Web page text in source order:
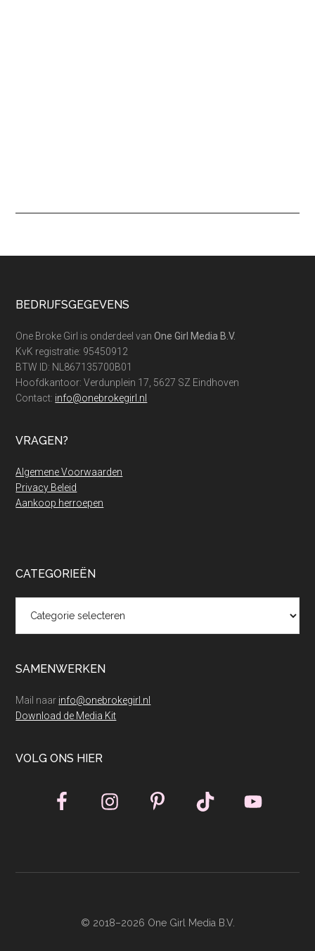
Footer
BEDRIJFSGEGEVENS
One Broke Girl is onderdeel vanOne Girl Media B.V.
KvK registratie: 95450912
BTW ID: NL867135700B01
Hoofdkantoor: Verdunplein 17, 5627 SZ Eindhoven
Contact: info@onebrokegirl.nl
VRAGEN?
Algemene Voorwaarden
Privacy Beleid
Aankoop herroepen
CATEGORIEËN
SAMENWERKEN
Mail naar info@onebrokegirl.nl
Download de Media Kit
VOLG ONS HIER
© 2018–2026 One Girl Media B.V.